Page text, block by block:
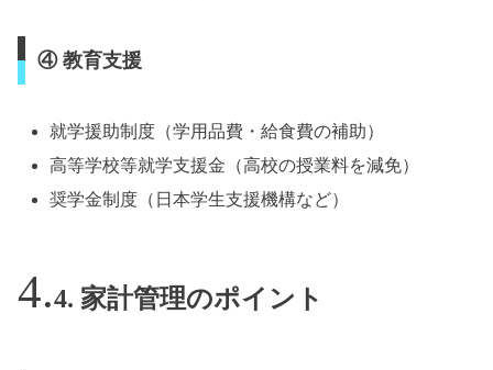
④ 教育支援
就学援助制度（学用品費・給食費の補助）
高等学校等就学支援金（高校の授業料を減免）
奨学金制度（日本学生支援機構など）
4. 家計管理のポイント